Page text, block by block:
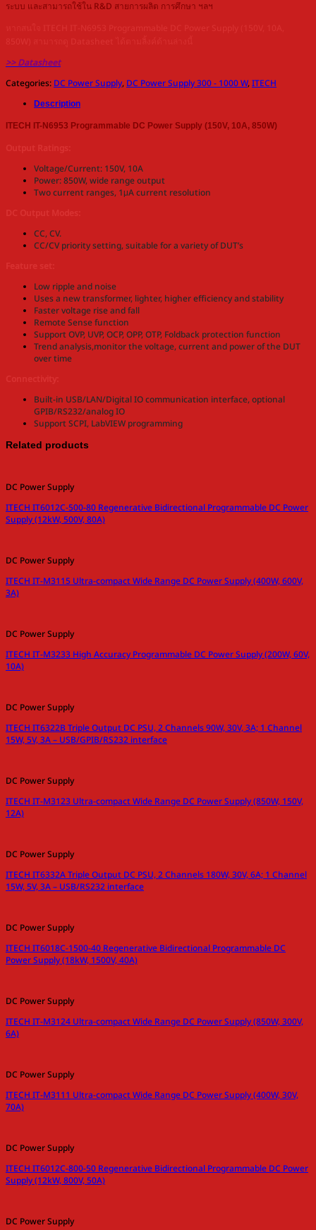
ระบบ และสามารถใช้ใน R&D สายการผลิต การศึกษา ฯลฯ
>> Datasheet
Categories: DC Power Supply, DC Power Supply 300 - 1000 W,ITECH
Description
ITECH IT-N6953 Programmable DC Power Supply (150V, 10A, 850W)
Voltage/Current: 150V, 10A
Power: 850W, wide range output
Two current ranges, 1μA current resolution
CC, CV.
CC/CV priority setting, suitable for a variety of DUT’s
Low ripple and noise
Uses a new transformer, lighter, higher efficiency and stability
Faster voltage rise and fall
Remote Sense function
Support OVP, UVP, OCP, OPP, OTP, Foldback protection function
Trend analysis,monitor the voltage, current and power of the DUT
over time
Built-in USB/LAN/Digital IO communication interface, optional
GPIB/RS232/analog IO
Support SCPI, LabVIEW programming
Related products
DC Power Supply
ITECH IT6012C-500-80 Regenerative Bidirectional Programmable DC Power
Supply (12kW, 500V, 80A)
DC Power Supply
ITECH IT-M3115 Ultra-compact Wide Range DC Power Supply (400W, 600V,
3A)
DC Power Supply
ITECH IT-M3233 High Accuracy Programmable DC Power Supply (200W, 60V,
10A)
DC Power Supply
ITECH IT6322B Triple Output DC PSU, 2 Channels 90W, 30V, 3A; 1 Channel
15W, 5V, 3A – USB/GPIB/RS232 interface
DC Power Supply
ITECH IT-M3123 Ultra-compact Wide Range DC Power Supply (850W, 150V,
12A)
DC Power Supply
ITECH IT6332A Triple Output DC PSU, 2 Channels 180W, 30V, 6A; 1 Channel
15W, 5V, 3A – USB/RS232 interface
DC Power Supply
ITECH IT6018C-1500-40 Regenerative Bidirectional Programmable DC
Power Supply (18kW, 1500V, 40A)
DC Power Supply
ITECH IT-M3124 Ultra-compact Wide Range DC Power Supply (850W, 300V,
6A)
DC Power Supply
ITECH IT-M3111 Ultra-compact Wide Range DC Power Supply (400W, 30V,
70A)
DC Power Supply
ITECH IT6012C-800-50 Regenerative Bidirectional Programmable DC Power
Supply (12kW, 800V, 50A)
DC Power Supply